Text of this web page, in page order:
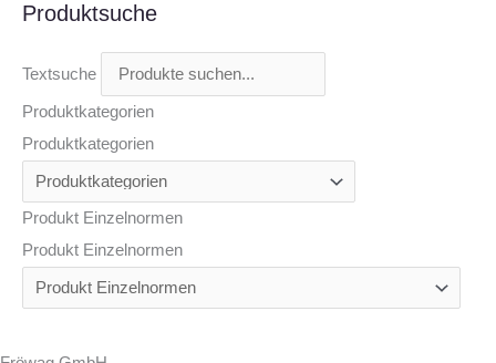
Produktsuche
Textsuche
Produktkategorien
Produktkategorien
Produkt Einzelnormen
Produkt Einzelnormen